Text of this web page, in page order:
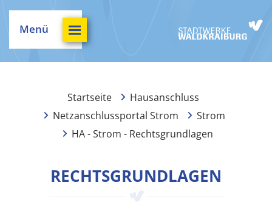
Menü
Startseite
Hausanschluss
Netzanschlussportal Strom
Strom
HA - Strom - Rechtsgrundlagen
RECHTSGRUNDLAGEN